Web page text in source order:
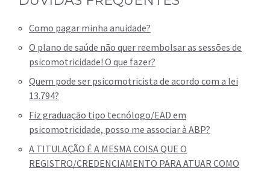
Como pagar minha anuidade?
O plano de saúde não quer reembolsar as sessões de
psicomotricidade! O que fazer?
Quem pode ser psicomotricista de acordo com a lei
13.794?
Fiz graduação tipo tecnólogo/EAD em
psicomotricidade, posso me associar à ABP?
A TITULAÇÃO É A MESMA COISA QUE O
REGISTRO/CREDENCIAMENTO PARA ATUAR COMO